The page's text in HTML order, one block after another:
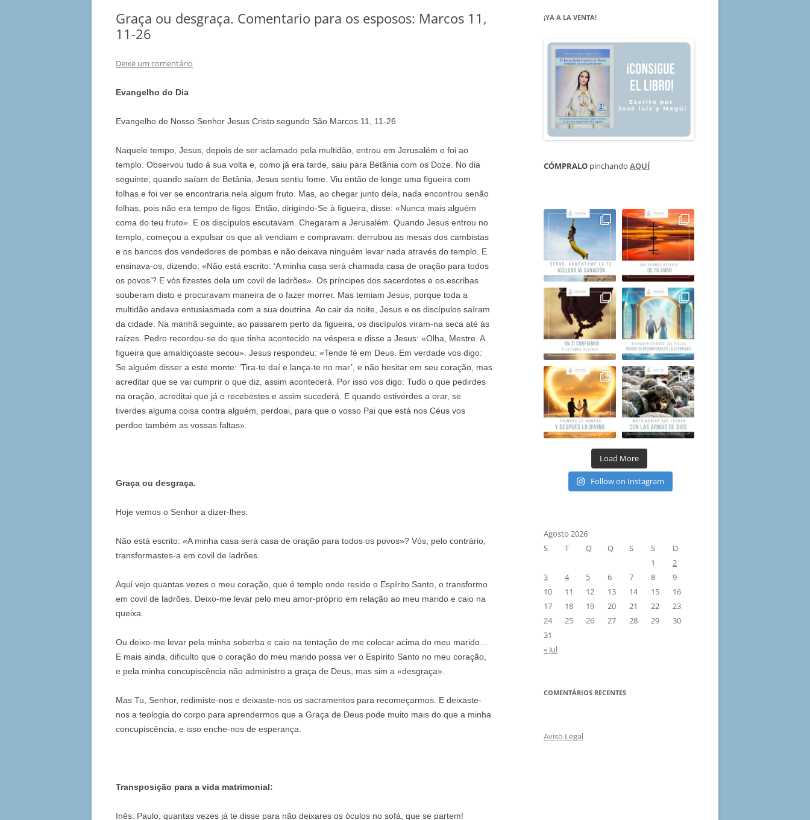
Graça ou desgraça. Comentario para os esposos: Marcos 11,
11-26
Deixe um comentário
Evangelho do Dia
Evangelho de Nosso Senhor Jesus Cristo segundo São Marcos 11, 11-26
Naquele tempo, Jesus, depois de ser aclamado pela multidão, entrou em Jerusalém e foi ao
templo. Observou tudo à sua volta e, como já era tarde, saiu para Betânia com os Doze. No dia
seguinte, quando saíam de Betânia, Jesus sentiu fome. Viu então de longe uma figueira com
folhas e foi ver se encontraria nela algum fruto. Mas, ao chegar junto dela, nada encontrou senão
folhas, pois não era tempo de figos. Então, dirigindo-Se à figueira, disse: «Nunca mais alguém
coma do teu fruto». E os discípulos escutavam. Chegaram a Jerusalém. Quando Jesus entrou no
templo, começou a expulsar os que ali vendiam e compravam: derrubou as mesas dos cambistas
e os bancos dos vendedores de pombas e não deixava ninguém levar nada através do templo. E
ensinava-os, dizendo: «Não está escrito: ‘A minha casa será chamada casa de oração para todos
os povos’? E vós fizestes dela um covil de ladrões». Os príncipes dos sacerdotes e os escribas
souberam disto e procuravam maneira de o fazer morrer. Mas temiam Jesus, porque toda a
multidão andava entusiasmada com a sua doutrina. Ao cair da noite, Jesus e os discípulos saíram
da cidade. Na manhã seguinte, ao passarem perto da figueira, os discípulos viram-na seca até às
raízes. Pedro recordou-se do que tinha acontecido na véspera e disse a Jesus: «Olha, Mestre. A
figueira que amaldiçoaste secou». Jesus respondeu: «Tende fé em Deus. Em verdade vos digo:
Se alguém disser a este monte: ‘Tira-te daí e lança-te no mar’, e não hesitar em seu coração, mas
acreditar que se vai cumprir o que diz, assim acontecerá. Por isso vos digo: Tudo o que pedirdes
na oração, acreditai que já o recebestes e assim sucederá. E quando estiverdes a orar, se
tiverdes alguma coisa contra alguém, perdoai, para que o vosso Pai que está nos Céus vos
perdoe também as vossas faltas».
Graça ou desgraça.
Hoje vemos o Senhor a dizer-lhes:
Não está escrito: «A minha casa será casa de oração para todos os povos»? Vós, pelo contrário,
transformastes-a em covil de ladrões.
Aqui vejo quantas vezes o meu coração, que é templo onde reside o Espírito Santo, o transformo
em covil de ladrões. Deixo-me levar pelo meu amor-próprio em relação ao meu marido e caio na
queixa.
Ou deixo-me levar pela minha soberba e caio na tentação de me colocar acima do meu marido…
E mais ainda, dificulto que o coração do meu marido possa ver o Espírito Santo no meu coração,
e pela minha concupiscência não administro a graça de Deus, mas sim a «desgraça».
Mas Tu, Senhor, redimiste-nos e deixaste-nos os sacramentos para recomeçarmos. E deixaste-
nos a teologia do corpo para aprendermos que a Graça de Deus pode muito mais do que a minha
concupiscência, e isso enche-nos de esperança.
Transposição para a vida matrimonial:
Inês: Paulo, quantas vezes já te disse para não deixares os óculos no sofá, que se partem!
¡YA A LA VENTA!
CÓMPRALO pinchando AQUÍ
Load More
Follow on Instagram
Agosto 2026
S
T Q Q S S
D
1
2
3
4 5 6 7 8
9
10
11 12 13 14 15
16
17
18 19 20 21 22
23
24
25 26 27 28 29
30
31
« Jul
COMENTÁRIOS RECENTES
Aviso Legal